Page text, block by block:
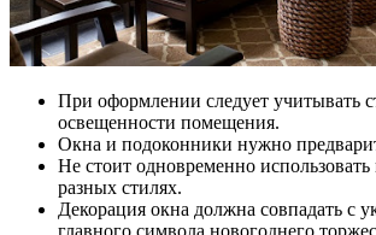
При оформлении следует учитывать
освещенности помещения.
Окна и подоконники нужно
Не стоит одновременно
разных стилях.
Декорация окна должна совпадать с